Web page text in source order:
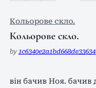
Кольорове скло.
Кольорове скло.
by
він бачив Ноя. бачив